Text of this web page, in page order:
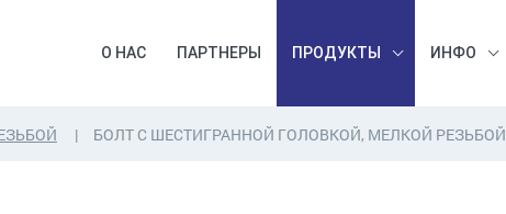
О НАС ПАРТНЕРЫ ПРОДУКТЫ ИНФО
БОЛТ С ШЕСТИГРАННОЙ ГОЛОВКОЙ, МЕЛКОЙ РЕЗЬБОЙ